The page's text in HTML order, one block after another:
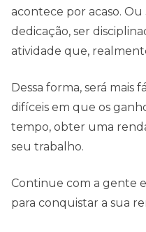
acontece por acaso. Ou
dedicação, ser
atividade que,
Dessa forma, será mais
difíceis em que os
tempo, obter uma
seu trabalho.
Continue com a gente
para conquistar a sua